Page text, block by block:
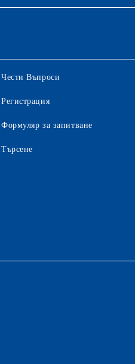
Чести Въпроси
Регистрация
Формуляр за запитване
Търсене